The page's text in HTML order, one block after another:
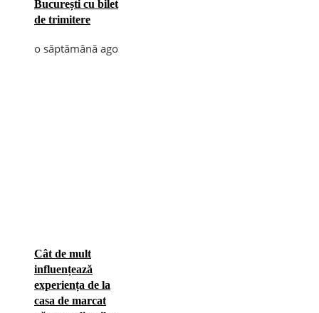
București cu bilet
de trimitere
o săptămână ago
Cât de mult
influențează
experiența de la
casa de marcat